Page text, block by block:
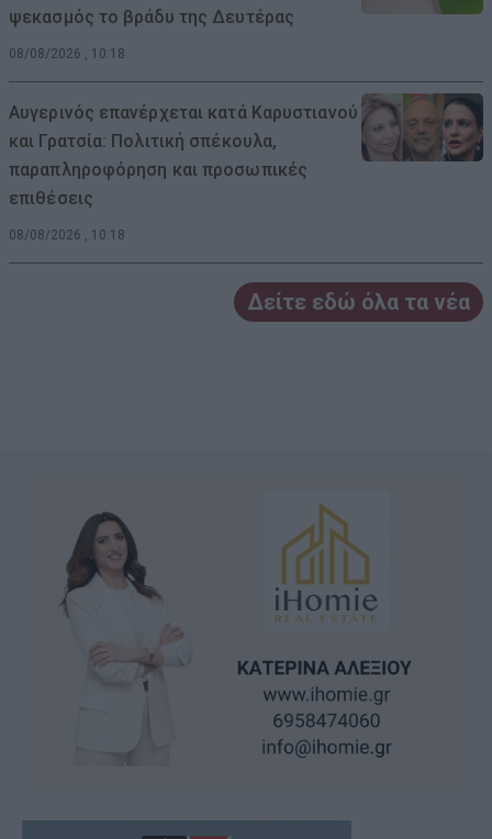
ψεκασμός το βράδυ της Δευτέρας
08/08/2026 , 10:18
Αυγερινός επανέρχεται κατά Καρυστιανού
και Γρατσία: Πολιτική σπέκουλα,
παραπληροφόρηση και προσωπικές
επιθέσεις
08/08/2026 , 10:18
Δείτε εδώ όλα τα νέα